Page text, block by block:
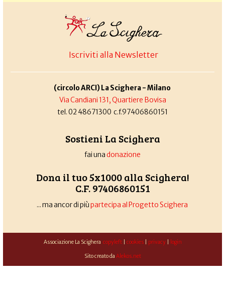
Iscriviti alla Newsletter
(circolo ARCI) La Scighera - Milano
Via Candiani 131, Quartiere Bovisa
tel. 02 48671300 c.f.97406860151
Sostieni La Scighera
fai unadonazione
Dona il tuo 5x1000 alla Scighera!
C.F. 97406860151
... ma ancor di piùpartecipa al Progetto Scighera
Associazione La Scighera copyleft| cookies| privacy| login
Sito creato da Alekos.net